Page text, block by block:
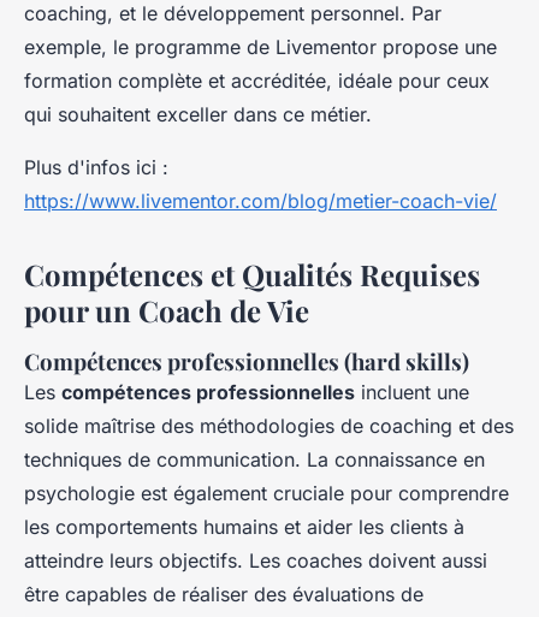
coaching, et le développement personnel. Par
exemple, le programme de Livementor propose une
formation complète et accréditée, idéale pour ceux
qui souhaitent exceller dans ce métier.
Plus d'infos ici :
https://www.livementor.com/blog/metier-coach-vie/
Compétences et Qualités Requises
pour un Coach de Vie
Compétences professionnelles (hard skills)
Les compétences professionnelles incluent une
solide maîtrise des méthodologies de coaching et des
techniques de communication. La connaissance en
psychologie est également cruciale pour comprendre
les comportements humains et aider les clients à
atteindre leurs objectifs. Les coaches doivent aussi
être capables de réaliser des évaluations de